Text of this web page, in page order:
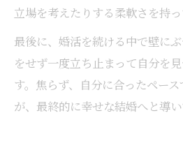
立場を考えたりする柔軟さを持っ
最後に、婚活を続ける中で壁に
をせず一度立ち止まって自分を
す。焦らず、自分に合ったペー
が、最終的に幸せな結婚へと導い